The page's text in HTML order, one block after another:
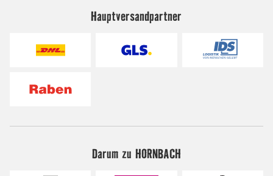
Hauptversandpartner
Darum zu HORNBACH